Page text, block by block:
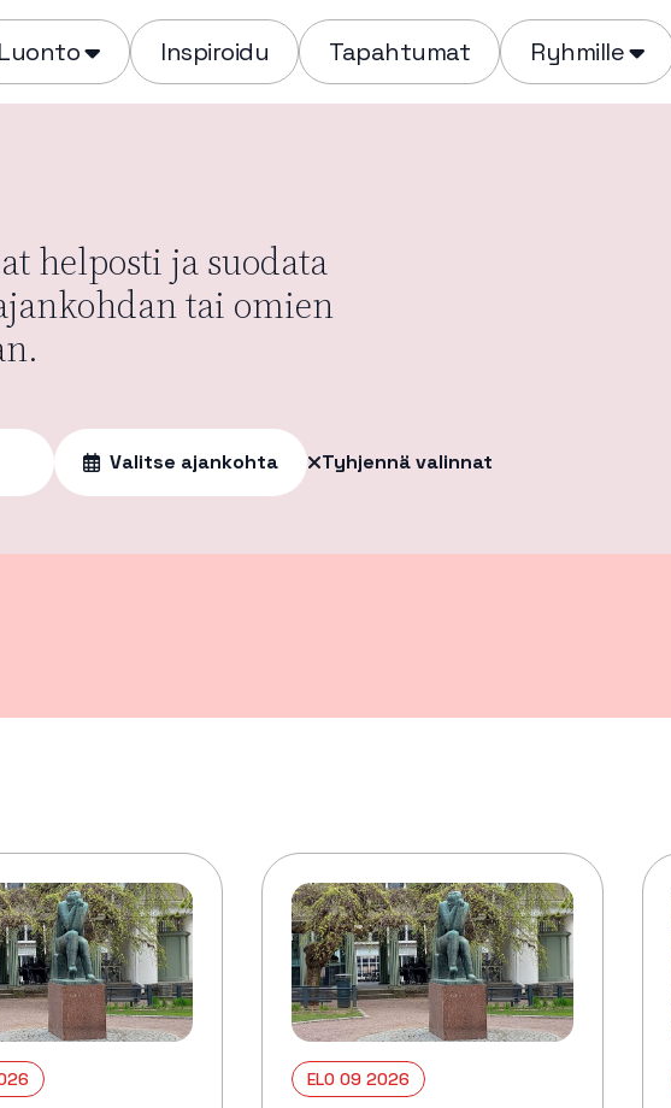
Luonto Inspiroidu Tapahtumat Ryhmille
helposti ja suodata
tai omien
Valitse ajankohta Tyhjennä valinnat
ELO 09 2026